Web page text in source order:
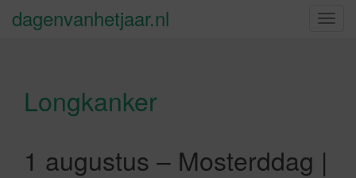
S
dagenvanhetjaar.nl
Longkanker
1 augustus – Mosterddag |